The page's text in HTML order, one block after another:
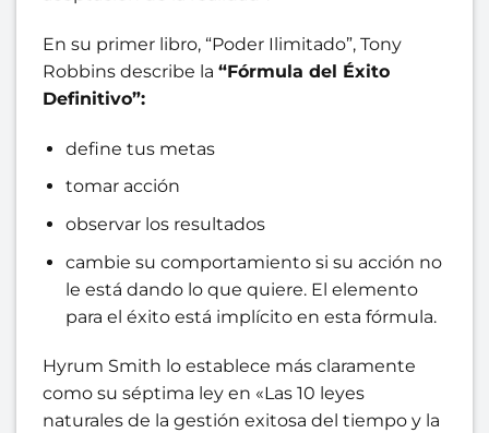
En su primer libro, “Poder Ilimitado”, Tony
Robbins describe la “Fórmula del Éxito
Definitivo”:
define tus metas
tomar acción
observar los resultados
cambie su comportamiento si su acción no
le está dando lo que quiere. El elemento
para el éxito está implícito en esta fórmula.
Hyrum Smith lo establece más claramente
como su séptima ley en «Las 10 leyes
naturales de la gestión exitosa del tiempo y la